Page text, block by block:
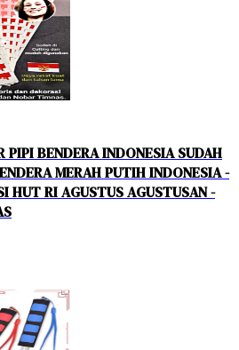
PIPI BENDERA INDONESIA SUDAH
MERAH PUTIH INDONESIA -
HUT RI AGUSTUS AGUSTUSAN -